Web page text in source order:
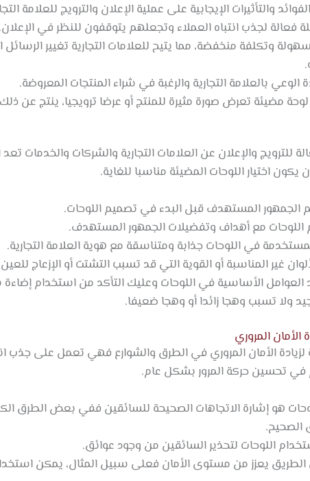
والتأثيرات الإيجابية على عملية الإعلان والترويج للعلامة
فعالة لجذب انتباه العملاء وتجعلهم يتوقفون للنظر في الإعلان.
وتكلفة منخفضة، مما يتيح للعلامات التجارية تغيير الرسائل
بالعلامة التجارية والرغبة في شراء المنتجات المعروضة.
مضيئة تعرض صورة مثيرة للمنتج أو عرضا ترويجيا، ينتج عن
للترويج والإعلان عن العلامات التجارية والشركات والخدمات
اختيار اللوحات المضيئة مناسبا للغاية.
الجمهور المستهدف قبل البدء في تصميم اللوحات.
مع أهداف وتفضيلات الجمهور المستهدف.
في اللوحات جذابة ومتناسقة مع هوية العلامة التجارية.
غير المناسبة أو القوية التي قد تسبب التشتت أو الإزعاج
العوامل الأساسية في اللوحات وعليك التأكد من استخدام
ولا تسبب وهجا زائدا أو وهجا ضعيفا.
المروري
لزيادة الأمان المروري في الطرق والشوارع فهي تعمل على
تحسين حركة المرور بشكل عام.
هو إشارة الاتجاهات الصحيحة للسائقين ففي بعض الطرق
الصحيح.
اللوحات لتحذير السائقين من وجود عوائق.
يعزز من مستوى الأمان فعلى سبيل المثال، يمكن